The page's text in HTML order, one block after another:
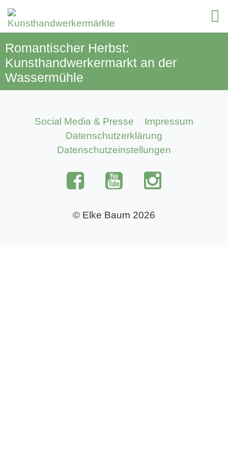
Romantischer Herbst:
Kunsthandwerkermarkt an der
Wassermühle
Social Media & Presse
Impressum
Datenschutzerklärung
Datenschutzeinstellungen
© Elke Baum 2026